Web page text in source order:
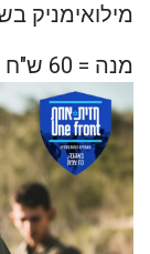
מילואימניק
מנה = 60 ש"ח